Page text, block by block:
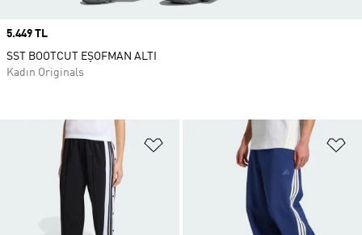
Favori Listesine Ekle
Price
5.449 TL
SST BOOTCUT EŞOFMAN ALTI
Kadın Originals